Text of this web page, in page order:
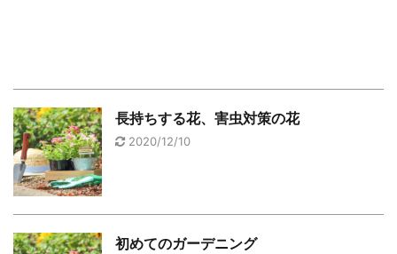
長持ちする花、害虫対策の花
2020/12/10
初めてのガーデニング